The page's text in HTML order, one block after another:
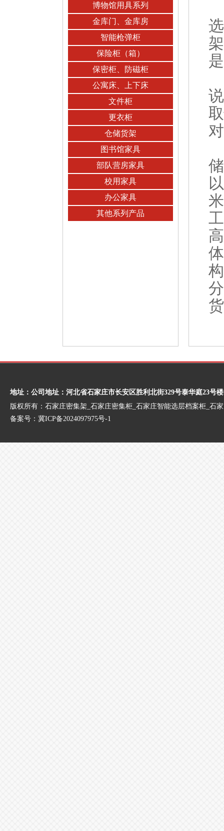
博物馆用具系列
金库门、金库房
智能枪弹柜
保险柜（箱）
保密柜、防磁柜
公寓床、上下床
文件柜
更衣柜
仓储货架
图书馆家具
部队营房家具
校用家具
办公家具
其他系列产品
地址：公司地址：河北省石家庄市长安区胜利北街329号泰华庭23号
版权所有：石家庄密集架_石家庄密集柜_石家庄智能选层档案柜_石
备案号： 冀ICP备2024097975号-1